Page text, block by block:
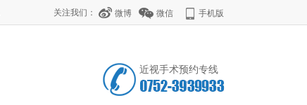
关注我们： 微博 微信 手机版
近视手术预约专线